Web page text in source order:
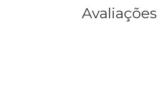
Avaliações